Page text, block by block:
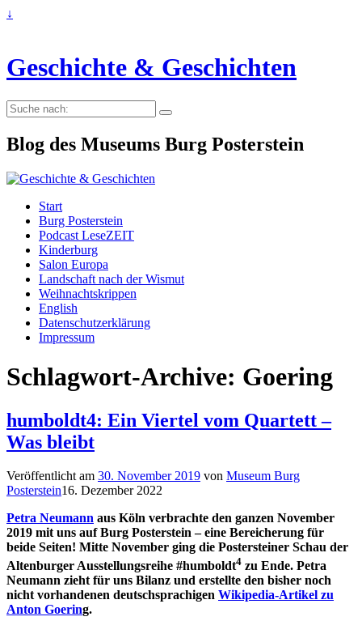
↓
Geschichte & Geschichten
Suche
nach:
Blog des Museums Burg Posterstein
Start
Burg Posterstein
Podcast LeseZEIT
Kinderburg
Salon Europa
Landschaft nach der Wismut
Weihnachtskrippen
English
Datenschutzerklärung
Impressum
Schlagwort-Archive: Goering
humboldt4: Ein Viertel vom Quartett –
Was bleibt
Veröffentlicht am 30. November 2019 von Museum Burg
Posterstein16. Dezember 2022
Petra Neumann aus Köln verbrachte den ganzen November
2019 mit uns auf Burg Posterstein – eine Bereicherung für
beide Seiten! Mitte November ging die Postersteiner Schau der
Altenburger Ausstellungsreihe #humboldt4 zu Ende. Petra
Neumann zieht für uns Bilanz und erstellte den bisher noch
nicht vorhandenen deutschsprachigen Wikipedia-Artikel zu
Anton Goering.